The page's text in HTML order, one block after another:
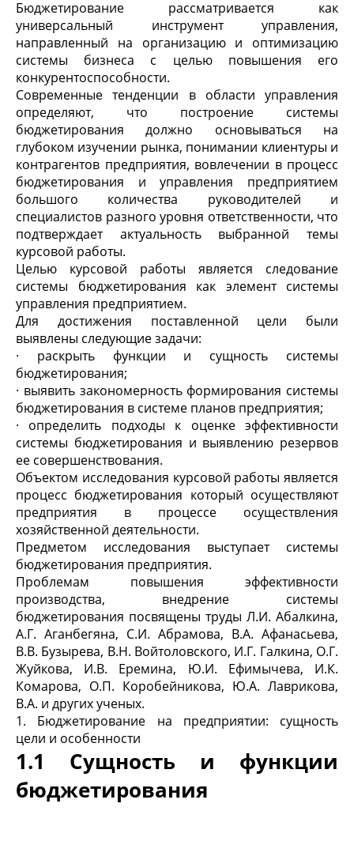
Бюджетирование рассматривается как
универсальный инструмент управления,
направленный на организацию и оптимизацию
системы бизнеса с целью повышения его
конкурентоспособности.
Современные тенденции в области управления
определяют, что построение системы
бюджетирования должно основываться на
глубоком изучении рынка, понимании клиентуры и
контрагентов предприятия, вовлечении в процесс
бюджетирования и управления предприятием
большого количества руководителей и
специалистов разного уровня ответственности, что
подтверждает актуальность выбранной темы
курсовой работы.
Целью курсовой работы является следование
системы бюджетирования как элемент системы
управления предприятием.
Для достижения поставленной цели были
выявлены следующие задачи:
· раскрыть функции и сущность системы
бюджетирования;
· выявить закономерность формирования системы
бюджетирования в системе планов предприятия;
· определить подходы к оценке эффективности
системы бюджетирования и выявлению резервов
ее совершенствования.
Объектом исследования курсовой работы является
процесс бюджетирования который осуществляют
предприятия в процессе осуществления
хозяйственной деятельности.
Предметом исследования выступает системы
бюджетирования предприятия.
Проблемам повышения эффективности
производства, внедрение системы
бюджетирования посвящены труды Л.И. Абалкина,
А.Г. Аганбегяна, С.И. Абрамова, В.А. Афанасьева,
В.В. Бузырева, В.H. Войтоловского, И.Г. Галкина, О.Г.
Жуйкова, И.В. Еремина, Ю.И. Ефимычева, И.К.
Комарова, О.П. Коробейникова, Ю.А. Лаврикова,
В.А. и других ученых.
1. Бюджетирование на предприятии: сущность
цели и особенности
1.1 Сущность и функции
бюджетирования